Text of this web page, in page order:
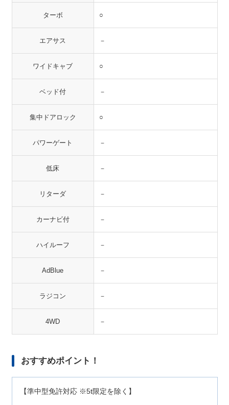
ターボ ○
エアサス －
ワイドキャブ ○
ベッド付 －
集中ドアロック ○
パワーゲート －
低床 －
リターダ －
カーナビ付 －
ハイルーフ －
AdBlue －
ラジコン －
4WD －
おすすめポイント！
【準中型免許対応 ※5t限定を除く】